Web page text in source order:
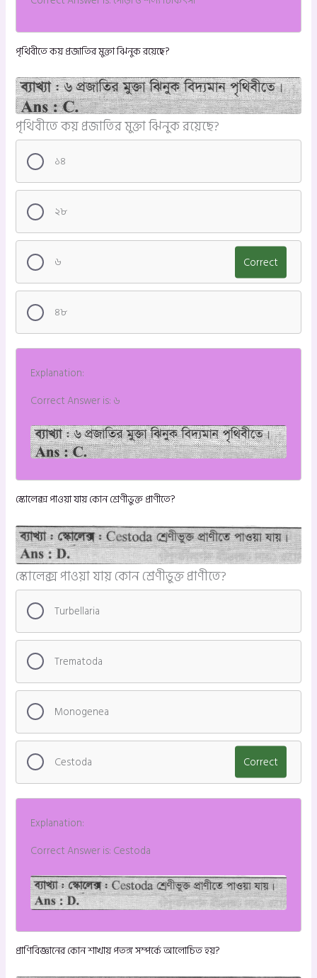
পৃথিবীতে কয় প্রজাতির মুক্তা ঝিনুক রয়েছে?
পৃথিবীতে কয় প্রজাতির মুক্তা ঝিনুক রয়েছে?
১৪
২৮
৬ Correct
৪৮
Explanation:
Correct Answer is: ৬
স্কোলেক্স পাওয়া যায় কোন শ্রেণীভুক্ত প্রাণীতে?
স্কোলেক্স পাওয়া যায় কোন শ্রেণীভুক্ত প্রাণীতে?
Turbellaria
Trematoda
Monogenea
Cestoda Correct
Explanation:
Correct Answer is: Cestoda
প্রাণিবিজ্ঞানের কোন শাখায় পতঙ্গ সম্পর্কে আলোচিত হয়?